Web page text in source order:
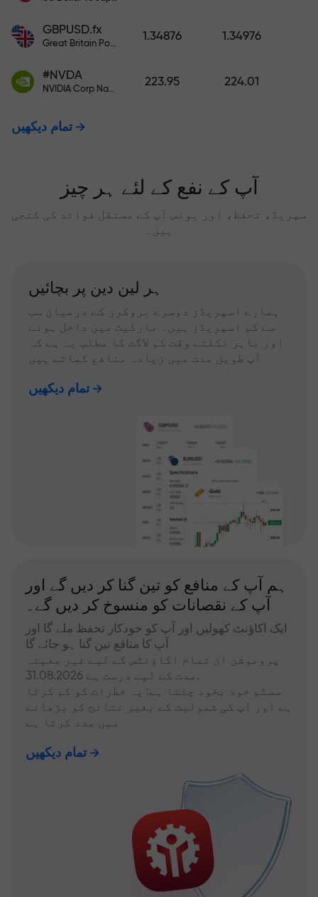
GBPUSD.fx
Great Britain Pound vs US Dollar
1.34876 1.34976
#NVDA
NVIDIA Corp Nasdaq Stock Exchange (Nasdaq) USD
223.95 224.01
تمام دیکھیں
آپ کے نفع کے لئے ہر چیز
سپریڈ، تحفظ، اور بونس آپ کے مستقل فوائد کی کنجی
ہیں۔
ہر لین دین پر بچائیں
ہمارے اسپریڈز دوسرے بروکرز کے درمیان سب
سے کم اسپریڈز ہیں۔ مارکیٹ میں داخل ہونے
اور باہر نکلتے وقت کم لاگت کا مطلب یہ ہے کہ
آپ طویل مدت میں زیادہ منافع کماتے ہیں
تمام دیکھیں
ہم آپ کے منافع کو تین گنا کر دیں گے اور
آپ کے نقصانات کو منسوخ کر دیں گے۔
ایک اکاؤنٹ کھولیں اور آپ کو خودکار تحفظ ملے گا اور
آپ کا منافع تین گنا ہو جائے گا
پروموشن ان تمام اکاؤنٹس کے لیے غیر معینہ
مدت کے لیے درست ہے 31.08.2026.
سسٹم خود بخود چلتا ہے: یہ خطرات کو کم کرتا
ہے اور آپ کی شمولیت کے بغیر نتائج کو بڑھانے
میں مدد کرتا ہے
تمام دیکھیں